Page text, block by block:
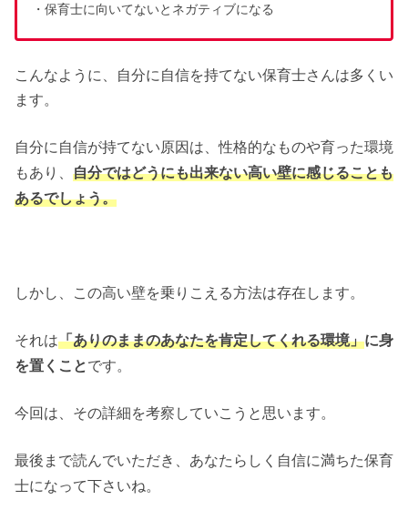
・保育士に向いてないとネガティブになる
こんなように、自分に自信を持てない保育士さんは多くい
ます。
自分に自信が持てない原因は、性格的なものや育った環境
もあり、 自分ではどうにも出来ない高い壁に感じることも
あるでしょう。
しかし、この高い壁を乗りこえる方法は存在します。
それは「ありのままのあなたを肯定してくれる環境」に身
を置くことです。
今回は、その詳細を考察していこうと思います。
最後まで読んでいただき、あなたらしく自信に満ちた保育
士になって下さいね。